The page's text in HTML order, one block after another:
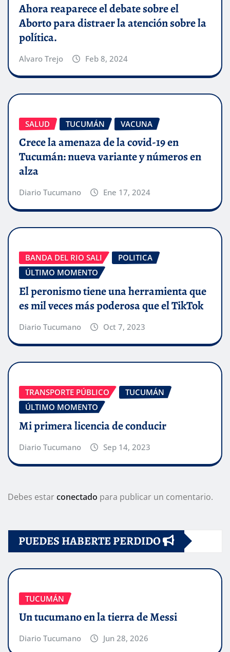
Ahora reaparece el debate sobre el
Aborto para distraer la atención sobre la
política.
Alvaro Trejo Feb 8, 2024
SALUD TUCUMÁN VACUNA
Crece la amenaza de la covid-19 en
Tucumán: nueva variante y números en
alza
Diario Tucumano Ene 17, 2024
BANDA DEL RIO SALI
POLITICA
ÚLTIMO MOMENTO
El peronismo tiene una herramienta que
es mil veces más poderosa que el TikTok
Diario Tucumano Oct 7, 2023
TRANSPORTE PÚBLICO
TUCUMÁN
ÚLTIMO MOMENTO
Mi primera licencia de conducir
Diario Tucumano Sep 14, 2023
Debes estarconectado para publicar un comentario.
PUEDES HABERTE PERDIDO
TUCUMÁN
Un tucumano en la tierra de Messi
Diario Tucumano Jun 28, 2026